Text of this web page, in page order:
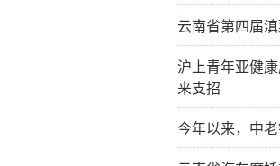
云南省第四届
沪上青年亚健
来支招
今年以来，中